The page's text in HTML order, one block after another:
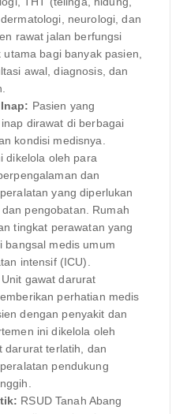
neurologi, dan
rawat jalan berfungsi
bagi banyak pasien,
awal, diagnosis, dan
Pasien yang
dirawat di berbagai
kondisi medisnya.
dikelola oleh para
dan
yang diperlukan
pengobatan. Rumah
tingkat perawatan yang
bangsal medis umum
intensif (ICU).
Unit gawat darurat
perhatian medis
dengan penyakit dan
ini dikelola oleh
darurat terlatih, dan
pendukung
RSUD Tanah Abang